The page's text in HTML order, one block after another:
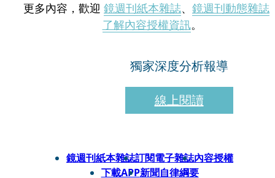
更多內容，歡迎 鏡週刊紙本雜誌、 鏡週刊動態雜誌
了解內容授權資訊。
獨家深度分析報導
線上閱讀
鏡週刊紙本雜誌訂閱電子雜誌內容授權
下載APP新聞自律綱要